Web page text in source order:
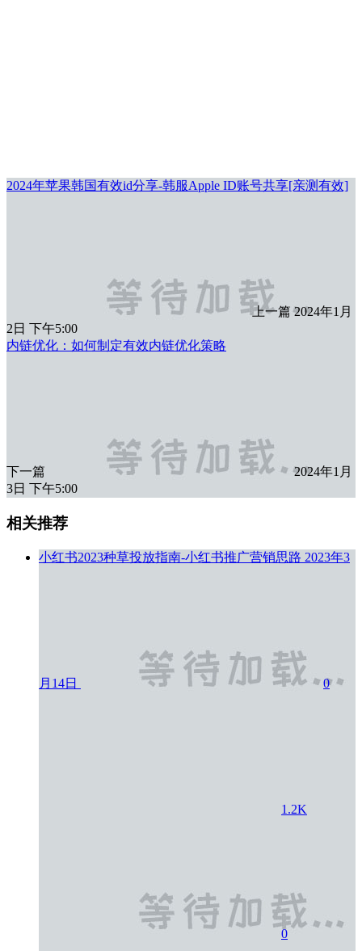
2024年苹果韩国有效id分享-韩服Apple ID账号共享[亲测有效]
上一篇 2024年1月
2日 下午5:00
内链优化：如何制定有效内链优化策略
下一篇
2024年1月
3日 下午5:00
相关推荐
小红书2023种草投放指南-小红书推广营销思路 2023年3
月14日 0
1.2K
0